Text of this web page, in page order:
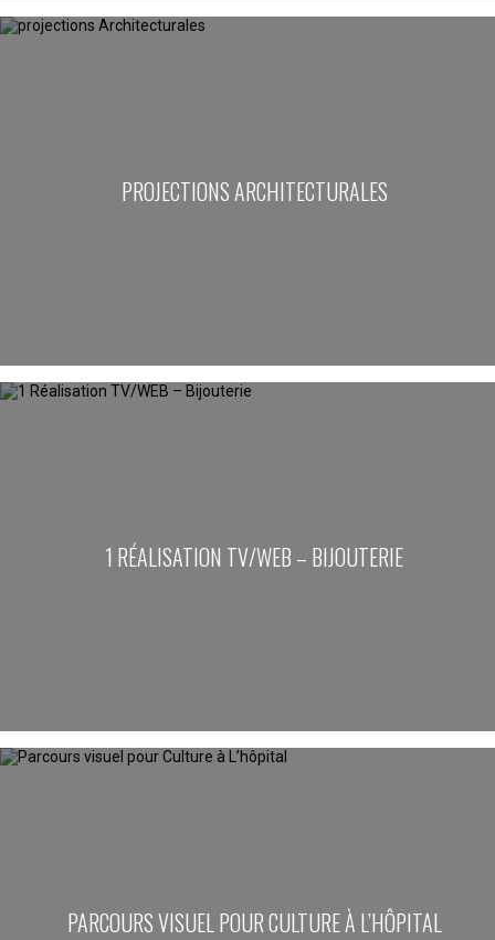
PROJECTIONS ARCHITECTURALES
1 RÉALISATION TV/WEB – BIJOUTERIE
PARCOURS VISUEL POUR CULTURE À L’HÔPITAL